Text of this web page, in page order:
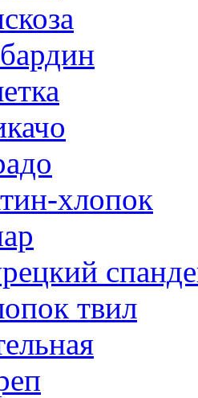
хлопок
твил